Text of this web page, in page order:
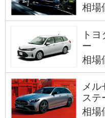
相場
ト
ー
相場
メ
ステ
相場